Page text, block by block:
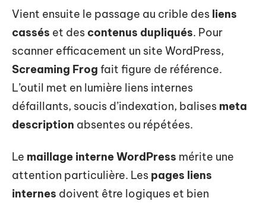
Vient ensuite le passage au crible des liens
cassés et des contenus dupliqués. Pour
scanner efficacement un site WordPress,
Screaming Frog fait figure de référence.
L’outil met en lumière liens internes
défaillants, soucis d’indexation, balises meta
description absentes ou répétées.
Le maillage interne WordPress mérite une
attention particulière. Les pages liens
internes doivent être logiques et bien